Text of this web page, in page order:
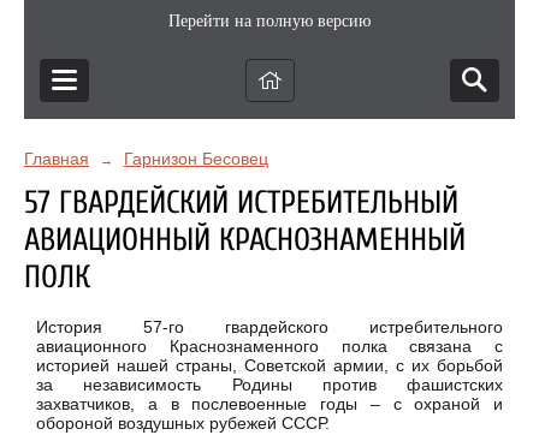
Перейти на полную версию
Главная → Гарнизон Бесовец
57 ГВАРДЕЙСКИЙ ИСТРЕБИТЕЛЬНЫЙ
АВИАЦИОННЫЙ КРАСНОЗНАМЕННЫЙ
ПОЛК
История 57-го гвардейского истребительного
авиационного Краснознаменного полка связана с
историей нашей страны, Советской армии, с их борьбой
за независимость Родины против фашистских
захватчиков, а в послевоенные годы – с охраной и
обороной воздушных рубежей СССР.